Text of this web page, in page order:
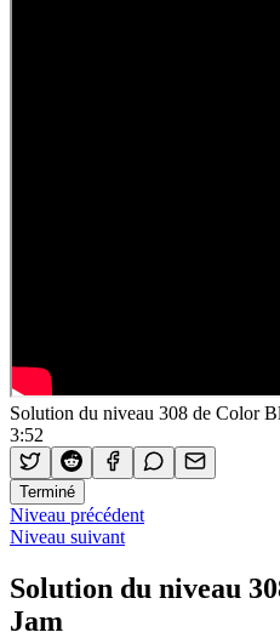
Solution du niveau 308 de Color
3:52
Terminé
Niveau précédent
Niveau suivant
Solution du niveau
Jam